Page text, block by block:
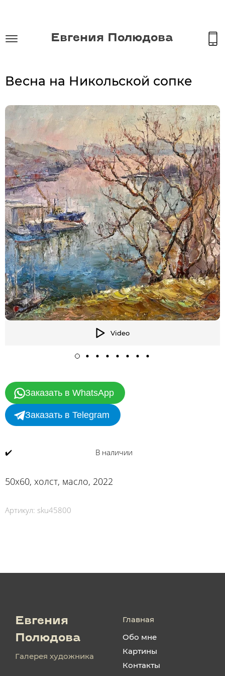
Евгения Полюдова
Весна на Никольской сопке
Video
Заказать в WhatsApp
Заказать в Telegram
✔️ В наличии
50х60, холст, масло, 2022
Артикул: sku45800
Евгения
Полюдова
Галерея художника
Главная
Обо мне
Картины
Контакты